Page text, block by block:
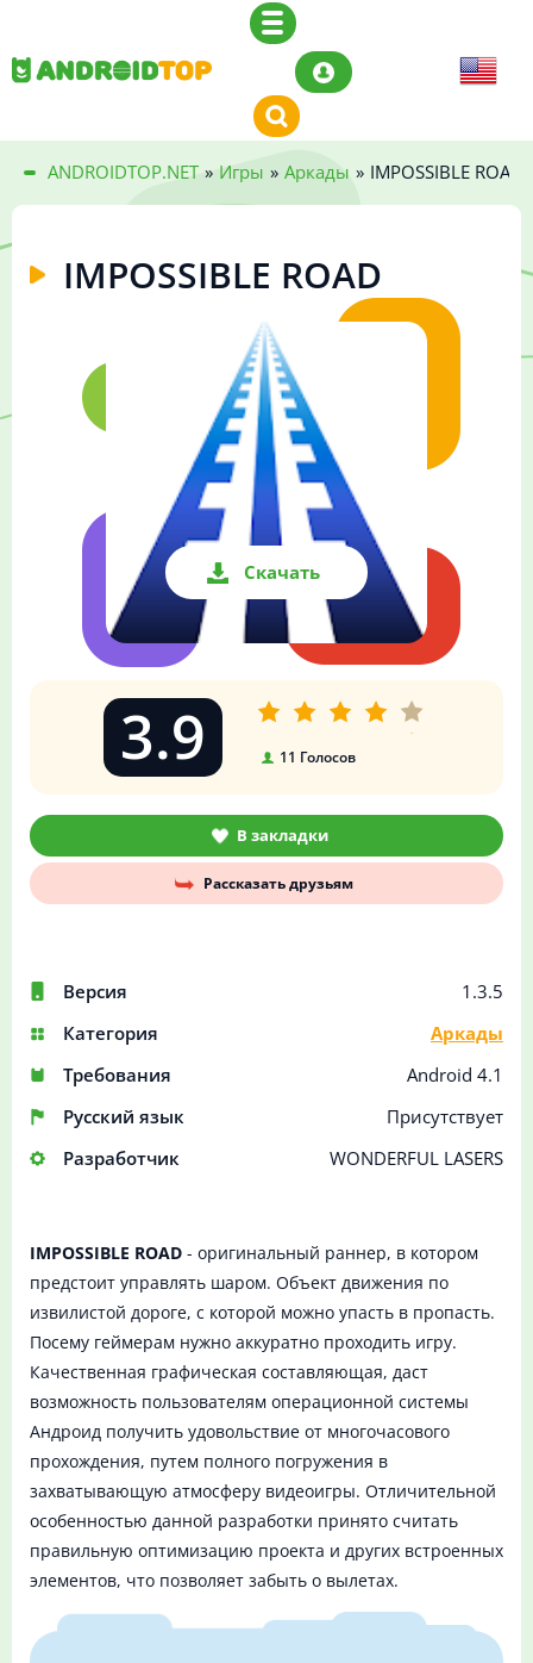
ANDROIDTOP.NET » Игры » Аркады » IMPOSSIBLE ROAD
IMPOSSIBLE ROAD
Скачать
Версия
1.3.5
Категория
Аркады
Требования
Android 4.1
Русский язык
Присутствует
Разработчик
WONDERFUL LASERS
3.9 11 Голосов
В закладки
Рассказать друзьям
IMPOSSIBLE ROAD - оригинальный раннер, в котором
предстоит управлять шаром. Объект движения по
извилистой дороге, с которой можно упасть в пропасть.
Посему геймерам нужно аккуратно проходить игру.
Качественная графическая составляющая, даст
возможность пользователям операционной системы
Андроид получить удовольствие от многочасового
прохождения, путем полного погружения в
захватывающую атмосферу видеоигры. Отличительной
особенностью данной разработки принято считать
правильную оптимизацию проекта и других встроенных
элементов, что позволяет забыть о вылетах.